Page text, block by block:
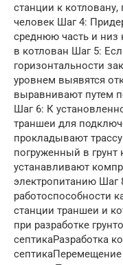
станции к котловану,
человек Шаг 4:
среднюю часть и низ
в котлован Шаг 5:
горизонтальности
уровнем выявятся
выравнивают путем
Шаг 6: К
траншеи для
прокладывают
погруженный в грунт
устанавливают
электропитанию Шаг
работоспособности
станции траншеи и
при разработке
септикаРазработка
септикаПеремещение